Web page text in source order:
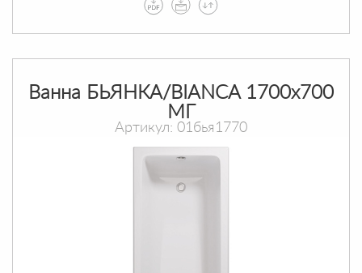
Ванна БЬЯНКА/BIANCA 1700х700
МГ
Артикул: 01бья1770